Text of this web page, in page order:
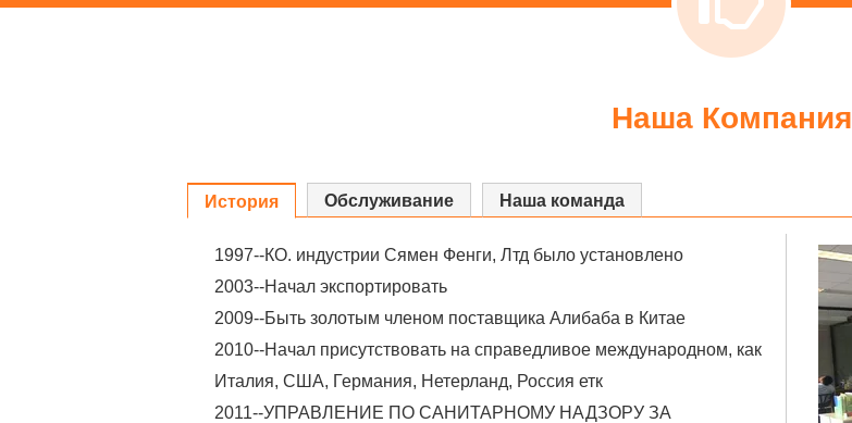
Наша Компания
История Обслуживание Наша команда
1997--КО. индустрии Сямен Фенги, Лтд было установлено
2003--Начал экспортировать
2009--Быть золотым членом поставщика Алибаба в Китае
2010--Начал присутствовать на справедливое международном, как
Италия, США, Германия, Нетерланд, Россия етк
2011--УПРАВЛЕНИЕ ПО САНИТАРНОМУ НАДЗОРУ ЗА